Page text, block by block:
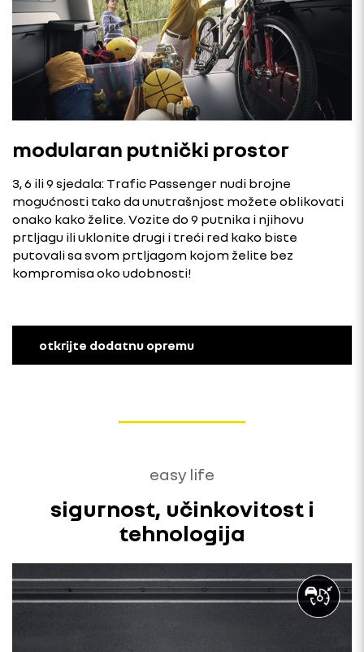
modularan putnički prostor
3, 6 ili 9 sjedala: Trafic Passenger nudi brojne
mogućnosti tako da unutrašnjost možete oblikovati
onako kako želite. Vozite do 9 putnika i njihovu
prtljagu ili uklonite drugi i treći red kako biste
putovali sa svom prtljagom kojom želite bez
kompromisa oko udobnosti!
otkrijte dodatnu opremu
easy life
sigurnost, učinkovitost i
tehnologija